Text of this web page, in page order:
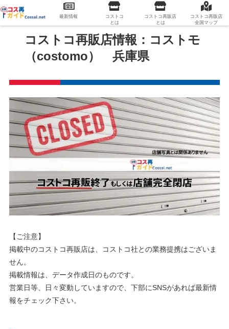
コストコ再販店情報：コストモ
（costomo） 兵庫県
【ご注意】
掲載中のコストコ再販店は、コストコ社との業務提携はございま
せん。
掲載情報は、データ作成日のものです。
営業日等、日々変動していますので、下部にSNSがあれば最新情
報をチェック下さい。
最新情報
コストコ
とは
コストコ再販店
とは
コストコ再販店
全国マップ